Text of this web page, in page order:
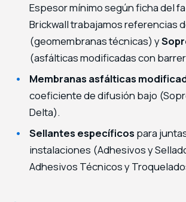
Espesor mínimo según ficha del
Brickwall trabajamos referencias
(geomembranas técnicas) y
(asfálticas modificadas con
Membranas asfálticas
coeficiente de difusión bajo
Delta).
Sellantes específicos para
instalaciones (Adhesivos y
Adhesivos Técnicos y